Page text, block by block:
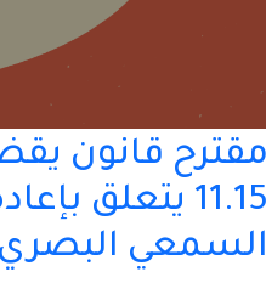
11.15 يتعلق
السمعي البصري